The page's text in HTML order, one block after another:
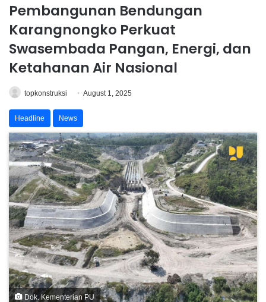
Pembangunan Bendungan
Karangnongko Perkuat
Swasembada Pangan, Energi, dan
Ketahanan Air Nasional
topkonstruksi August 1, 2025
Headline News
Dok. Kementerian PU